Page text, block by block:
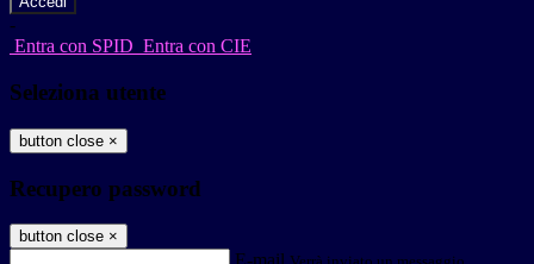
-
Entra con SPID Entra con CIE
Seleziona utente
button close ×
Recupero password
button close ×